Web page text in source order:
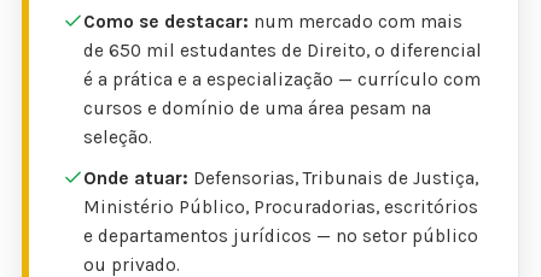
Como se destacar: num mercado com mais
de 650 mil estudantes de Direito, o diferencial
é a prática e a especialização — currículo com
cursos e domínio de uma área pesam na
seleção.
Onde atuar: Defensorias, Tribunais de Justiça,
Ministério Público, Procuradorias, escritórios
e departamentos jurídicos — no setor público
ou privado.